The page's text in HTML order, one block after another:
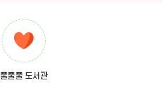
풀풀풀 도서관